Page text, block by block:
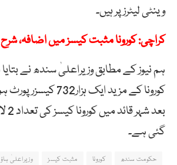
وینٹی لیٹرز پر ہیں۔
کراچی: کورونا مثبت کیسز میں اضافہ، شرح 23.6 ریکارڈ
ہم نیوز کے مطابق وزیراعلیٰ سندھ نے
کورونا کے مزید ایک
گئی ہے۔
حکومت سندھ کورونا مثبت کیسز وزیراعلیٰ